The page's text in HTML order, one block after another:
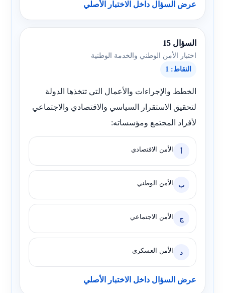
عرض السؤال داخل الاختبار الأصلي
السؤال 15
اختبار الأمن الوطني والخدمة الوطنية
النقاط: 1
الخطط والإجراءات والأعمال التي تتخذها الدولة
لتحقيق الاستقرار السياسي والاقتصادي والاجتماعي
لأفراد المجتمع ومؤسساته:
أ الأمن الاقتصادي
ب الأمن الوطني
ج الأمن الاجتماعي
د الأمن العسكري
عرض السؤال داخل الاختبار الأصلي